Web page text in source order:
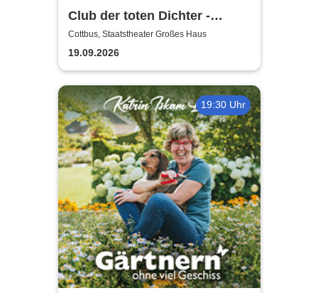
Club der toten Dichter -
Staatstheater Cottbus
Cottbus, Staatstheater Großes Haus
19.09.2026
19:30 Uhr